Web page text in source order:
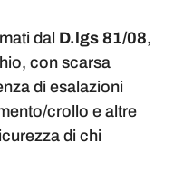
dal D.lgs 81/08,
con scarsa
di esalazioni
crollo e altre
di chi